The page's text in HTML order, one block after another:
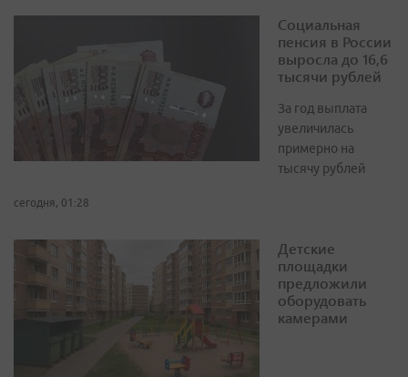
Социальная
пенсия в России
выросла до 16,6
тысячи рублей
За год выплата
увеличилась
примерно на
тысячу рублей
сегодня, 01:28
Детские
площадки
предложили
оборудовать
камерами